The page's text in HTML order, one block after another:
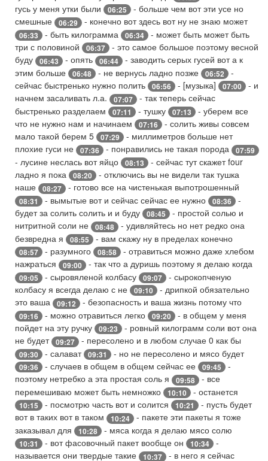
гусь у меня утки были
06:25
- больше чем вот эти усе но
смешные
06:29 - конечно вот здесь вот ну не знаю может
06:33 - быть килограмма 06:34
- может быть может быть
три с половиной
06:37
- это самое большое поэтому весной
буду
06:43 - опять 06:44
- заводить серых гусей вот а к
этим больше
06:48 - не вернусь ладно позже 06:52
-
сейчас быстренько нужно полить
06:56 - [музыка] 07:00
- и
начнем засаливать л.а.
07:07
- так теперь сейчас
быстренько разделаем
07:11 - тушку 07:13
- уберем все
что не нужно нам и начинаем
07:16
- солить живы совсем
мало такой берем 5
07:29
- миллиметров больше нет
плохие гуси не
07:36 - понравились не такая порода 07:59
- лусине неслась вот яйцо 08:13
- сейчас тут скажет four
ладно я пока
08:20
- отключись вы не видели так тушка
наше
08:27 - готово все на чистенькая выпотрошенный
08:31 - вымытые вот и сейчас сейчас ее нужно 08:36
-
будет за солить солить и и буду
08:45
- простой солью и
нитритной соли не
08:48
- удивляйтесь но нет редко она
безвредна я
08:55 - вам скажу ну в пределах конечно
08:57 - разумного 08:58
- отравиться можно даже хлебом
нажраться
09:00 - так что а дуришь поэтому я делаю когда
09:05 - сыровяленой колбасу 09:07
- сырокопченую
колбасу я всегда делаю с не
09:10
- дрипкой обязательно
это ваша
09:12 - безопасность и ваша жизнь потому что
09:16 - можно отравиться легко 09:20
- в общем у меня
пойдет на эту ручку
09:23
- ровный килограмм соли вот она
не будет 09:27 - пересолено и в любом случае 0 как бы
09:30 - салават 09:31 - но не пересолено и мясо будет
09:36 - случаев в общем в общем сейчас ее 09:45
-
поэтому нетребко а эта простая соль я
09:58
- все
перемешиваю может быть немножко
10:10 - останется
10:15 - посмотрю часть вот и солится 10:21
- пусть будет
вот в таких вот в таком
10:24
- пакете эти пакеты я тоже
заказывал для
10:28 - мяса когда я делаю мясо солю
10:31 - вот фасовочный пакет вообще он 10:34
-
называется они твердые такие
10:37 - в него я сейчас